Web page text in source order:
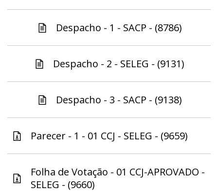
Despacho - 1 - SACP - (8786)
Despacho - 2 - SELEG - (9131)
Despacho - 3 - SACP - (9138)
Parecer - 1 - 01 CCJ - SELEG - (9659)
Folha de Votação - 01 CCJ-APROVADO -
SELEG - (9660)